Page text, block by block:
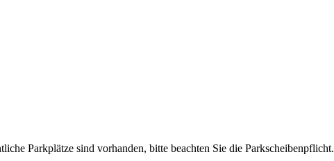
Parkplätze sind vorhanden, bitte beachten Sie die Parkscheibenpflicht.